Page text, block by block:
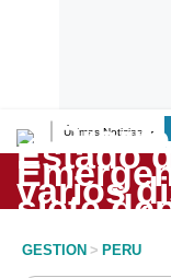
Últimas Noticias
Lo último
Peru Quiosco
GESTION > PERU